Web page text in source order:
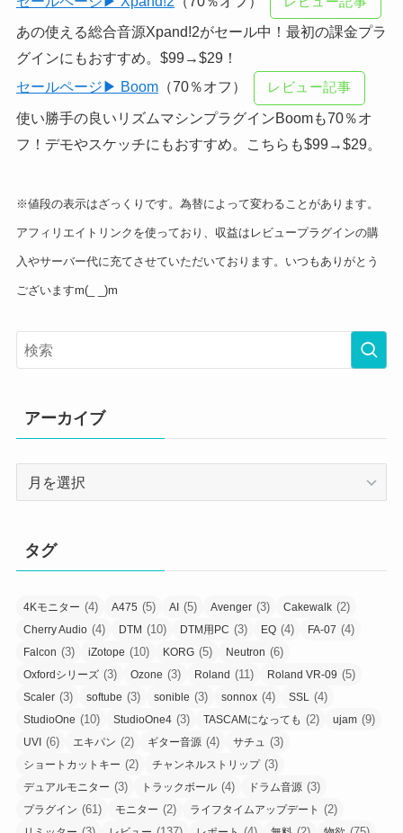
あの使える総合音源Xpand!2がセール中！最初の課金プラ
グインにもおすすめ。$99→$29！
セールページ▶ Boom（70％オフ） レビュー記事
使い勝手の良いリズムマシンプラグインBoomも70％オ
フ！デモやスケッチにもおすすめ。こちらも$99→$29。
※値段の表示はざっくりです。為替によって変わることがあります。
アフィリエイトリンクを使っており、収益はレビュープラグインの購
入やサーバー代に充てさせていただいております。いつもありがとう
ございますm(_ _)m
アーカイブ
ブ
タグ
4Kモニター (4) A475 (5) AI (5) Avenger (3) Cakewalk (2)
Cherry Audio (4) DTM (10) DTM用PC (3) EQ (4) FA-07 (4)
Falcon (3) iZotope (10) KORG (5) Neutron (6)
Oxfordシリーズ (3) Ozone (3) Roland (11) Roland VR-09 (5)
Scaler (3) softube (3) sonible (3) sonnox (4) SSL (4)
StudioOne (10) StudioOne4 (3) TASCAMになっても (2) ujam (9)
UVI (6) エキパン (2) ギター音源 (4) サチュ (3)
ショートカットキー (2) チャンネルストリップ(3)
デュアルモニター (3) トラックボール (4) ドラム音源 (3)
プラグイン (61) モニター (2) ライフタイムアップデート (2)